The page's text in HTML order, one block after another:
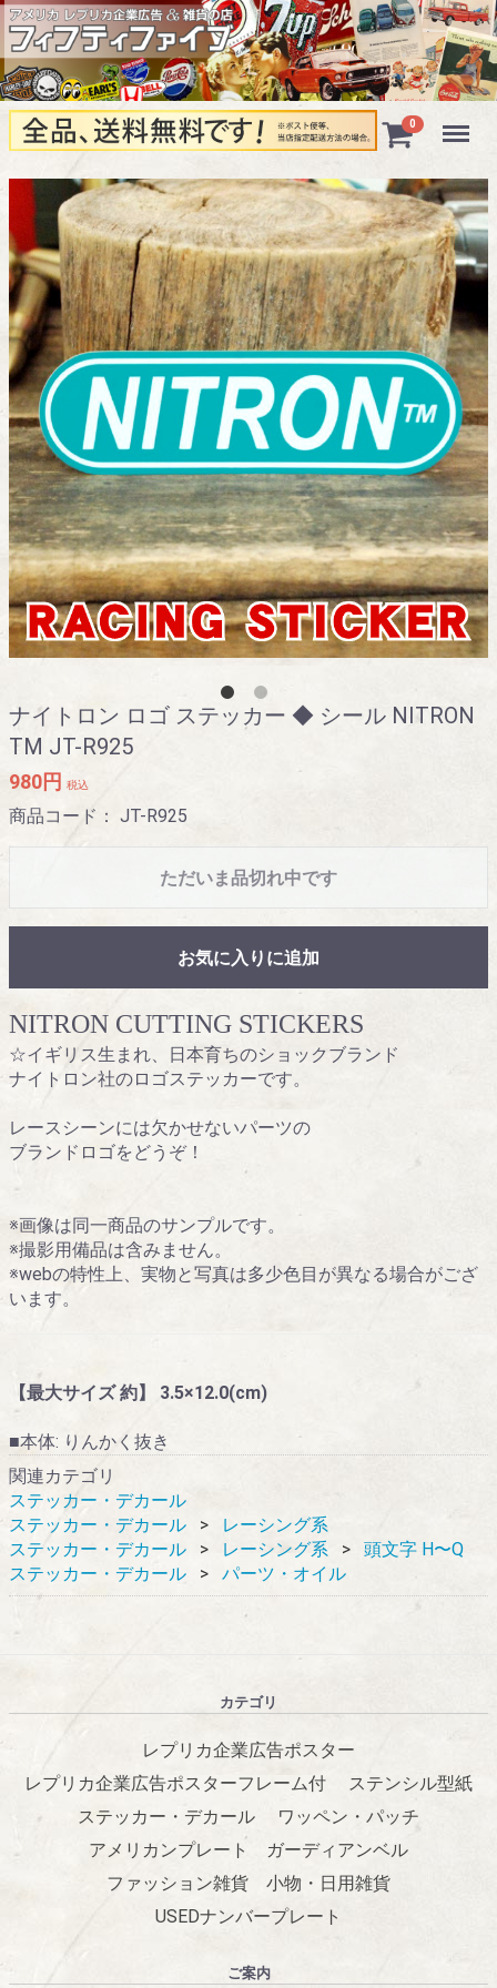
0 Menu
ナイトロン ロゴ ステッカー ◆ シール NITRON
TM JT-R925
980円 税込
商品コード： JT-R925
ただいま品切れ中です
お気に入りに追加
NITRON CUTTING STICKERS
☆イギリス生まれ、日本育ちのショックブランド
ナイトロン社のロゴステッカーです。
レースシーンには欠かせないパーツの
ブランドロゴをどうぞ！
※画像は同一商品のサンプルです。
※撮影用備品は含みません。
※webの特性上、実物と写真は多少色目が異なる場合がござ
います。
【最大サイズ 約】 3.5×12.0(cm)
■本体: りんかく抜き
関連カテゴリ
ステッカー・デカール
ステッカー・デカール
レーシング系
ステッカー・デカール
レーシング系
頭文字 H〜Q
ステッカー・デカール
パーツ・オイル
カテゴリ
レプリカ企業広告ポスター
レプリカ企業広告ポスターフレーム付
ステンシル型紙
ステッカー・デカール
ワッペン・パッチ
アメリカンプレート
ガーディアンベル
ファッション雑貨
小物・日用雑貨
USEDナンバープレート
ご案内